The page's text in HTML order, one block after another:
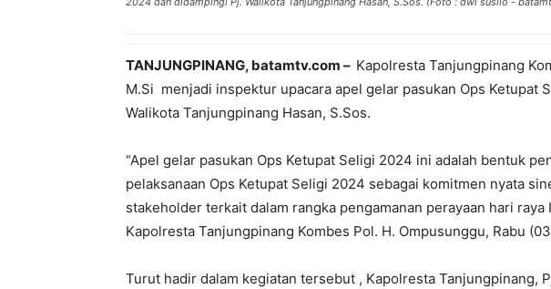
TANJUNGPINANG, batamtv.com – Kapolresta Tanjungpinang
M.Si menjadi inspektur upacara apel gelar pasukan Ops Ketupat
Walikota Tanjungpinang Hasan, S.Sos.
“Apel gelar pasukan Ops Ketupat Seligi 2024 ini adalah bentuk
pelaksanaan Ops Ketupat Seligi 2024 sebagai komitmen nyata
stakeholder terkait dalam rangka pengamanan perayaan hari raya
Kapolresta Tanjungpinang Kombes Pol. H. Ompusunggu, Rabu
Turut hadir dalam kegiatan tersebut , Kapolresta Tanjungpinang,